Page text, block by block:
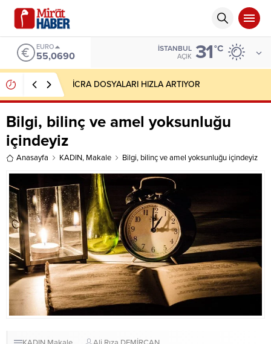
EURO
55,0690
İSTANBUL
AÇIK 31°C
İCRA DOSYALARI HIZLA ARTIYOR
Bilgi, bilinç ve amel yoksunluğu
içindeyiz
Anasayfa KADIN, Makale Bilgi, bilinç ve amel yoksunluğu içindeyiz